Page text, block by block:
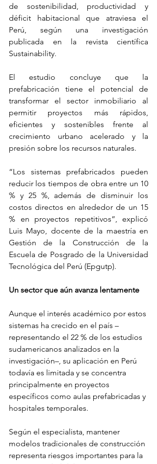
de sostenibilidad, productividad y
déficit habitacional que atraviesa el
Perú, según una investigación
publicada en la revista científica
Sustainability.
El estudio concluye que la
prefabricación tiene el potencial de
transformar el sector inmobiliario al
permitir proyectos más rápidos,
eficientes y sostenibles frente al
crecimiento urbano acelerado y la
presión sobre los recursos naturales.
“Los sistemas prefabricados pueden
reducir los tiempos de obra entre un 10
% y 25 %, además de disminuir los
costos directos en alrededor de un 15
% en proyectos repetitivos”, explicó
Luis Mayo, docente de la maestría en
Gestión de la Construcción de la
Escuela de Posgrado de la Universidad
Tecnológica del Perú (Epgutp).
Un sector que aún avanza lentamente
Aunque el interés académico por estos
sistemas ha crecido en el país –
representando el 22 % de los estudios
sudamericanos analizados en la
investigación–, su aplicación en Perú
todavía es limitada y se concentra
principalmente en proyectos
específicos como aulas prefabricadas y
hospitales temporales.
Según el especialista, mantener
modelos tradicionales de construcción
representa riesgos importantes para la